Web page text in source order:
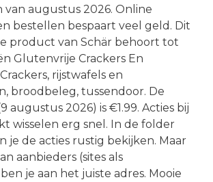
van augustus 2026. Online
bestellen bespaart veel geld. Dit
product van Schär behoort tot
Glutenvrije Crackers En
rijstwafels en
broodbeleg, tussendoor. De
augustus 2026) is €1.99. Acties bij
wisselen erg snel. In de folder
je de acties rustig bekijken. Maar
aanbieders (sites als
je aan het juiste adres. Mooie